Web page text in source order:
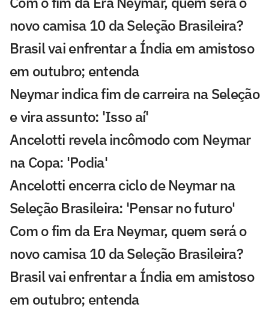
novo camisa 10 da Seleção Brasileira?
Brasil vai enfrentar a Índia em amistoso
em outubro; entenda
Neymar indica fim de carreira na Seleção
e vira assunto: 'Isso aí'
Ancelotti revela incômodo com Neymar
na Copa: 'Podia'
Ancelotti encerra ciclo de Neymar na
Seleção Brasileira: 'Pensar no futuro'
Com o fim da Era Neymar, quem será o
novo camisa 10 da Seleção Brasileira?
Brasil vai enfrentar a Índia em amistoso
em outubro; entenda